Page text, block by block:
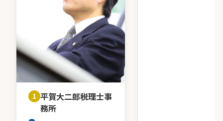
1 平賀大二郎税理士事
務所